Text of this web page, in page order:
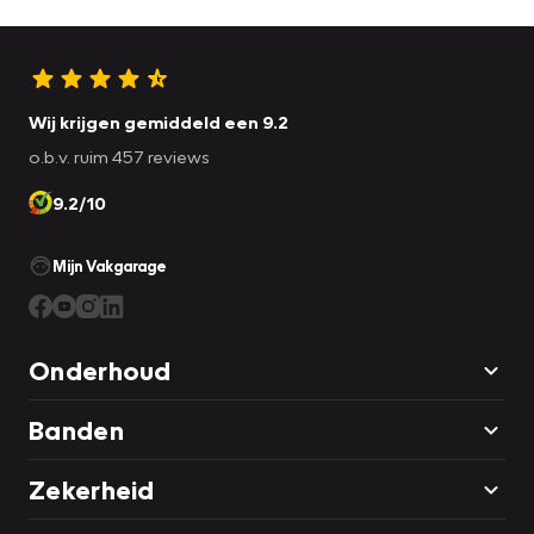
klopt, krijgt u er ook het tellerrapport van Nationale
uw kans en plan direct online een proefrit.
Wij krijgen gemiddeld een 9.2
o.b.v. ruim 457 reviews
9.2/10
Mijn Vakgarage
Onderhoud
Banden
Zekerheid